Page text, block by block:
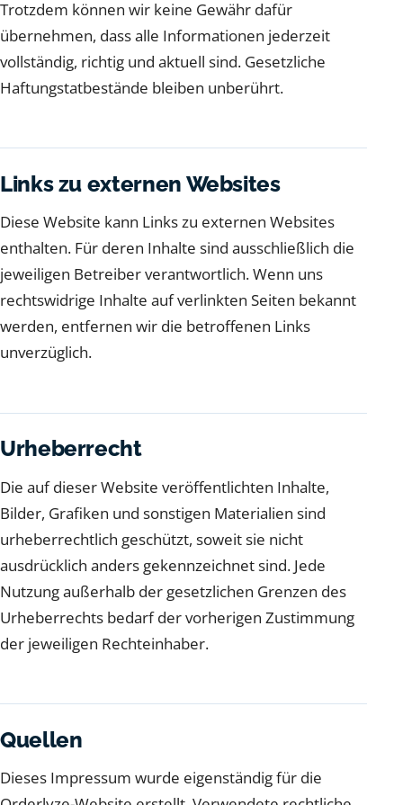
Trotzdem können wir keine Gewähr dafür
übernehmen, dass alle Informationen jederzeit
vollständig, richtig und aktuell sind. Gesetzliche
Haftungstatbestände bleiben unberührt.
Links zu externen Websites
Diese Website kann Links zu externen Websites
enthalten. Für deren Inhalte sind ausschließlich die
jeweiligen Betreiber verantwortlich. Wenn uns
rechtswidrige Inhalte auf verlinkten Seiten bekannt
werden, entfernen wir die betroffenen Links
unverzüglich.
Urheberrecht
Die auf dieser Website veröffentlichten Inhalte,
Bilder, Grafiken und sonstigen Materialien sind
urheberrechtlich geschützt, soweit sie nicht
ausdrücklich anders gekennzeichnet sind. Jede
Nutzung außerhalb der gesetzlichen Grenzen des
Urheberrechts bedarf der vorherigen Zustimmung
der jeweiligen Rechteinhaber.
Quellen
Dieses Impressum wurde eigenständig für die